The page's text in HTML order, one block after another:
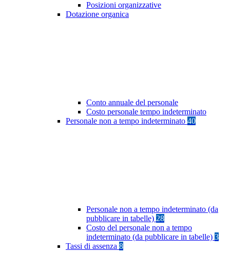
Posizioni organizzative
Dotazione organica
Conto annuale del personale
Costo personale tempo indeterminato
Personale non a tempo indeterminato 40
Personale non a tempo indeterminato (da
pubblicare in tabelle) 28
Costo del personale non a tempo
indeterminato (da pubblicare in tabelle) 3
Tassi di assenza 8